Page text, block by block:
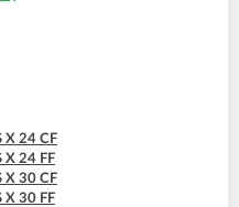
X 24 CF
X 24 FF
X 30 CF
X 30 FF